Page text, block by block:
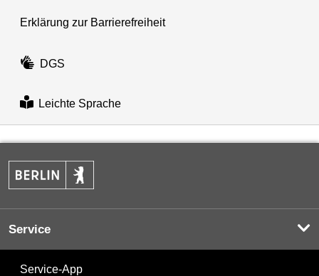
Erklärung zur Barrierefreiheit
DGS
Leichte Sprache
Service
Service-App